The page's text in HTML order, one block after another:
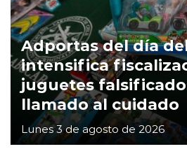
Adportas del día
intensifica
juguetes
llamado al cuidado
Lunes 3 de agosto de 2026